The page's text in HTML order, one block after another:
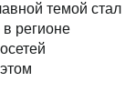
темой стал
в регионе